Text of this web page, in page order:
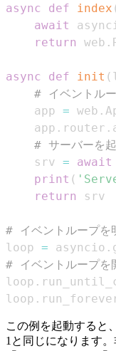
async def index
await
return
web .
async def init (
# イベントル
    app
= web .
    app
. router .
# サーバーを
    srv
= await
print (
return
# イベントループを
loop = asyncio .
# イベントループを
loop .
loop .
この例を起動すると、
1と同じになります